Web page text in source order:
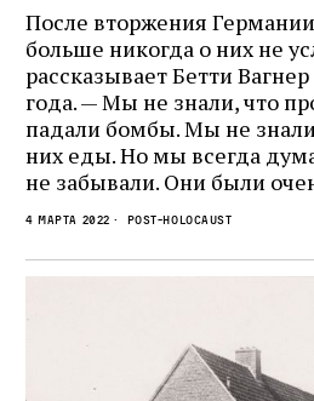
После вторжения
больше никогда о них не
рассказывает Бетти
года. — Мы не знали, что
падали бомбы. Мы не
них еды. Но мы всегда
не забывали. Они были
4 марта 2022 Post-Holocaust